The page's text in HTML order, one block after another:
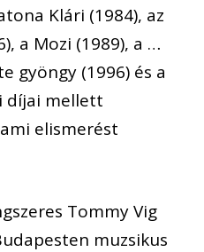
Klári (1984), az
a Mozi (1989), a …
gyöngy (1996) és a
díjai mellett
elismerést
Tommy Vig
muzsikus